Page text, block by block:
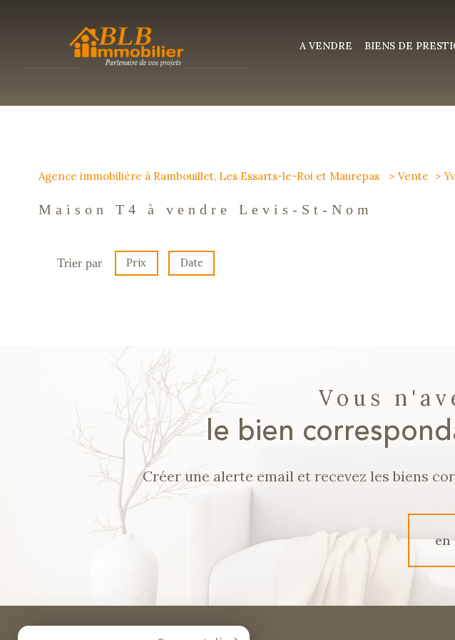
A VENDRE BIENS DE
Agence immobilière à Rambouillet, Les Essarts-le-Roi et Maurepas Vente
Maison T4 à vendre Levis-St-Nom
Trier par Prix Date
Vous
le bien
Créer une alerte email et recevez les biens
en